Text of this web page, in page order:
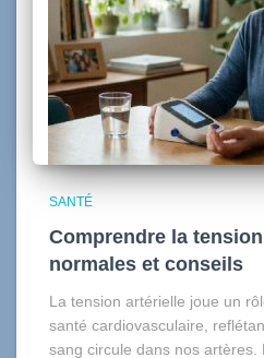
SANTÉ
Comprendre la
normales et conseils
La tension artérielle joue un
santé cardiovasculaire,
sang circule dans nos artères.